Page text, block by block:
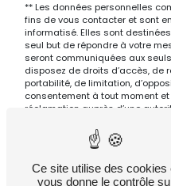
** Les données personnelles
fins de vous contacter et sont
informatisé. Elles sont
seul but de répondre à votre
seront communiquées aux
disposez de droits d’accès, de
portabilité, de limitation,
consentement à tout moment
réclamation auprès d’une
le sort de vos données post-
droits par voie postale à
l'adresse . Un justificatif
conservons vos données
puis pendant la durée de
Ce site utilise des cookies
vous donne le contrôle